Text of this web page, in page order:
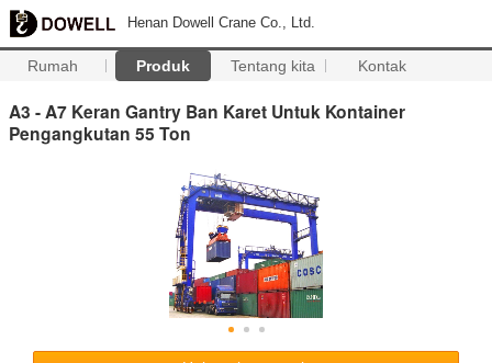
Henan Dowell Crane Co., Ltd.
Rumah Produk Tentang kita Kontak
A3 - A7 Keran Gantry Ban Karet Untuk Kontainer
Pengangkutan 55 Ton